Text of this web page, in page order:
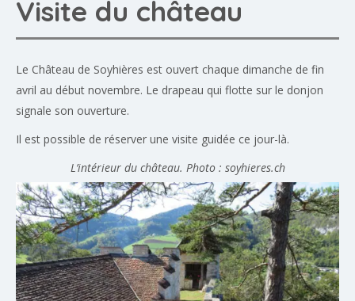
Visite du château
Le Château de Soyhières est ouvert chaque dimanche de fin
avril au début novembre. Le drapeau qui flotte sur le donjon
signale son ouverture.
Il est possible de réserver une visite guidée ce jour-là.
L’intérieur du château. Photo : soyhieres.ch